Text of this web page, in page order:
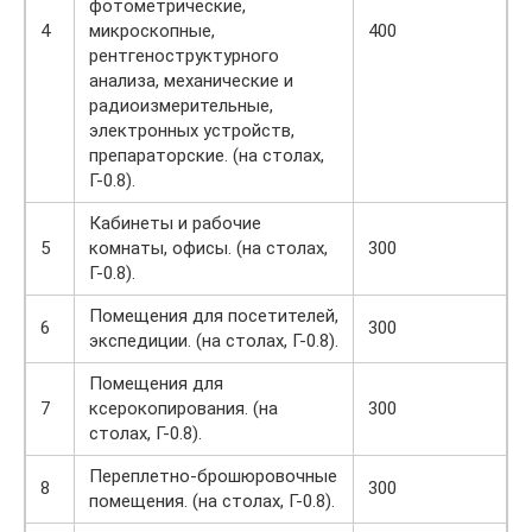
4
фотометрические,
микроскопные,
рентгеноструктурного
анализа, механические и
радиоизмерительные,
электронных устройств,
препараторские. (на столах,
Г-0.8).
400
5
Кабинеты и рабочие
комнаты, офисы. (на столах,
Г-0.8).
300
6
Помещения для посетителей,
экспедиции. (на столах, Г-0.8).
300
7
Помещения для
ксерокопирования. (на
столах, Г-0.8).
300
8
Переплетно-брошюровочные
помещения. (на столах, Г-0.8).
300